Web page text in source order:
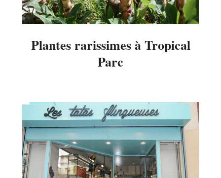
Plantes rarissimes à Tropical
Parc
02